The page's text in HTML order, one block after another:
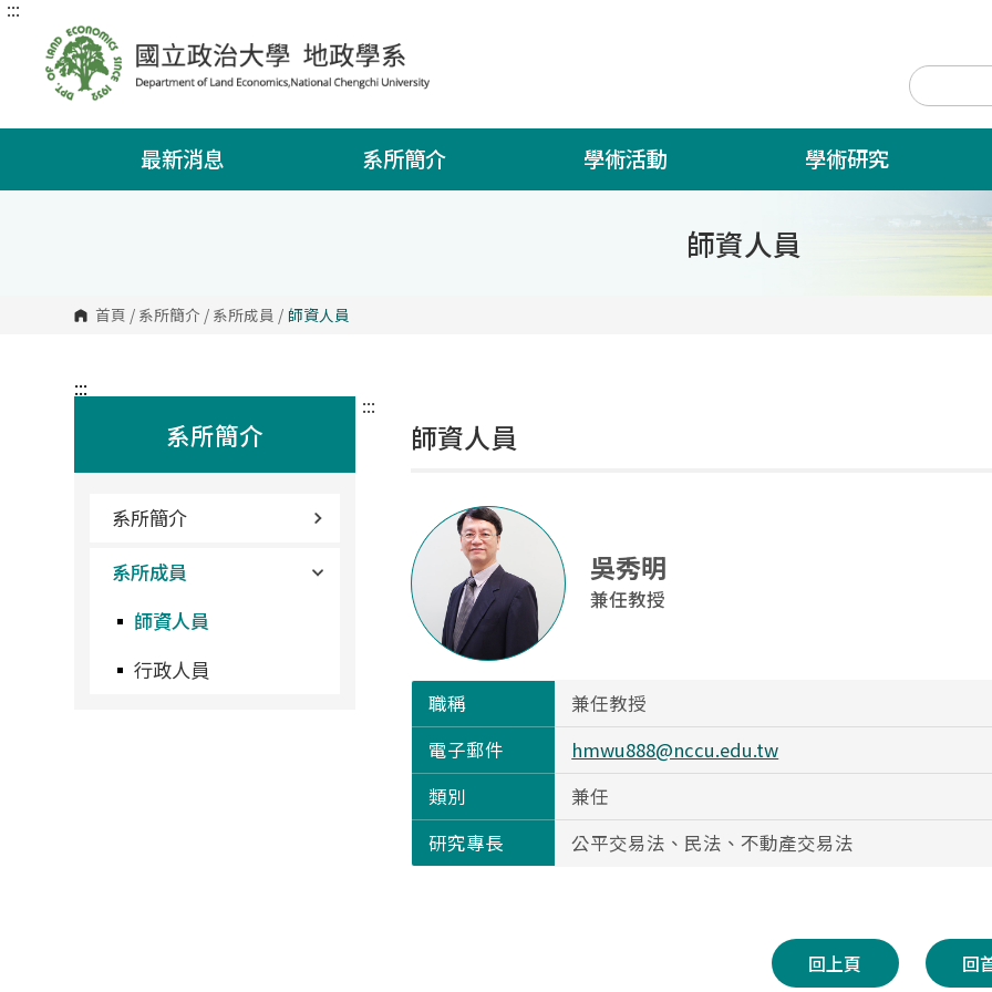
跳
塊
:::
最新消息 系所簡介 學術活動 學術研究
師資人員
首頁 / 系所簡介 / 系所成員 / 師資人員
:::
系所簡介
系所簡介
系所成員
師資人員
行政人員
:::
師資人員
吳秀明
兼任教授
職稱
兼任教授
電子郵件
hmwu888@nccu.edu.tw
類別
兼任
研究專長
公平交易法、民法、不動產交易法
回上頁 回